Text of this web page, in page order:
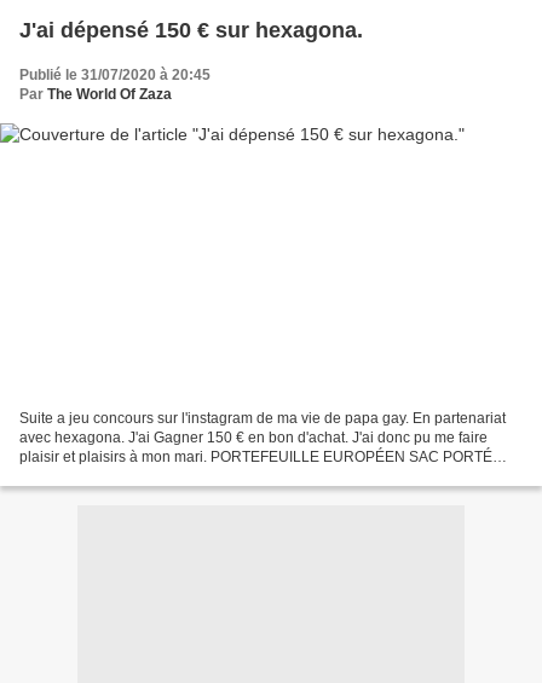
J'ai dépensé 150 € sur hexagona.
Publié le 31/07/2020 à 20:45
Par The World Of Zaza
Suite a jeu concours sur l'instagram de ma vie de papa gay. En partenariat
avec hexagona. J'ai Gagner 150 € en bon d'achat. J'ai donc pu me faire
plaisir et plaisirs à mon mari. PORTEFEUILLE EUROPÉEN SAC PORTÉ